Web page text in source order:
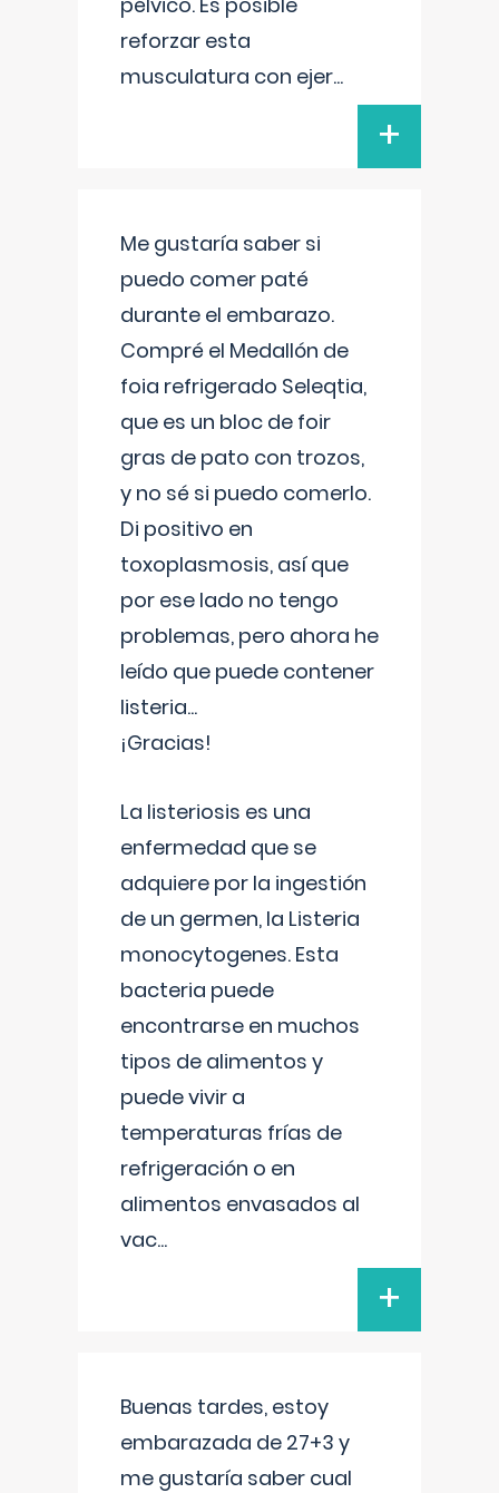
reforzar esta
musculatura con ejer...
+
Me gustaría saber si
puedo comer paté
durante el embarazo.
Compré el Medallón de
foia refrigerado Seleqtia,
que es un bloc de foir
gras de pato con trozos,
y no sé si puedo comerlo.
Di positivo en
toxoplasmosis, así que
por ese lado no tengo
problemas, pero ahora he
leído que puede contener
listeria...
¡Gracias!
La listeriosis es una
enfermedad que se
adquiere por la ingestión
de un germen, la Listeria
monocytogenes. Esta
bacteria puede
encontrarse en muchos
tipos de alimentos y
puede vivir a
temperaturas frías de
refrigeración o en
alimentos envasados al
vac...
+
Buenas tardes, estoy
embarazada de 27+3 y
me gustaría saber cual